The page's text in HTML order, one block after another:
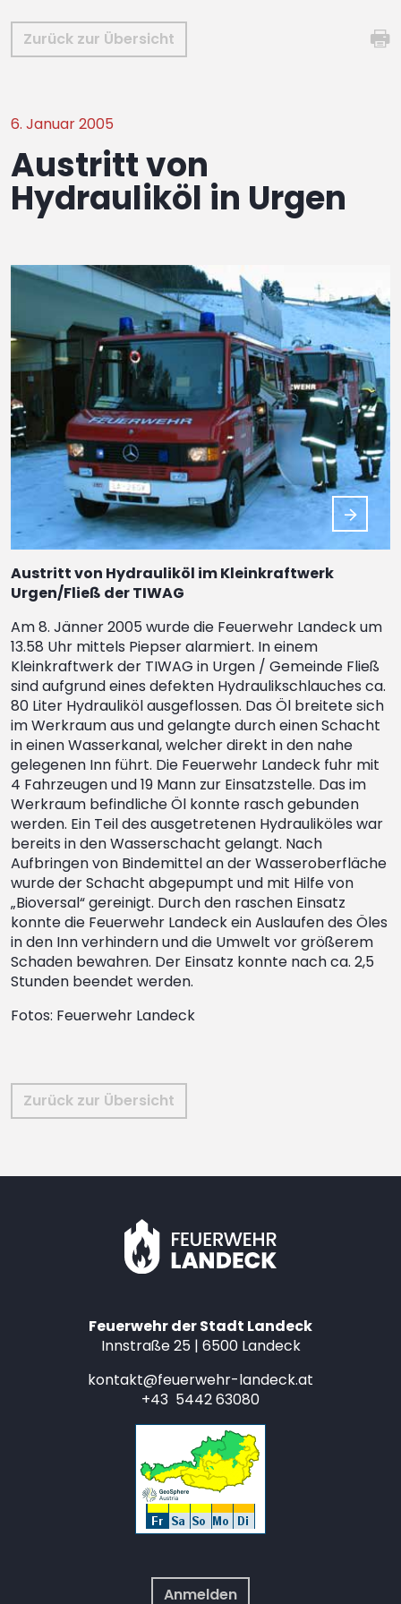
Zurück zur Übersicht
6. Januar 2005
Austritt von
Hydrauliköl in Urgen
Austritt von Hydrauliköl im Kleinkraftwerk
Urgen/Fließ der TIWAG
Am 8. Jänner 2005 wurde die Feuerwehr Landeck um
13.58 Uhr mittels Piepser alarmiert. In einem
Kleinkraftwerk der TIWAG in Urgen / Gemeinde Fließ
sind aufgrund eines defekten Hydraulikschlauches ca.
80 Liter Hydrauliköl ausgeflossen. Das Öl breitete sich
im Werkraum aus und gelangte durch einen Schacht
in einen Wasserkanal, welcher direkt in den nahe
gelegenen Inn führt. Die Feuerwehr Landeck fuhr mit
4 Fahrzeugen und 19 Mann zur Einsatzstelle. Das im
Werkraum befindliche Öl konnte rasch gebunden
werden. Ein Teil des ausgetretenen Hydrauliköles war
bereits in den Wasserschacht gelangt. Nach
Aufbringen von Bindemittel an der Wasseroberfläche
wurde der Schacht abgepumpt und mit Hilfe von
„Bioversal“ gereinigt. Durch den raschen Einsatz
konnte die Feuerwehr Landeck ein Auslaufen des Öles
in den Inn verhindern und die Umwelt vor größerem
Schaden bewahren. Der Einsatz konnte nach ca. 2,5
Stunden beendet werden.
Fotos: Feuerwehr Landeck
Zurück zur Übersicht
Feuerwehr der Stadt Landeck
Innstraße 25 | 6500 Landeck
kontakt@feuerwehr-landeck.at
+43 5442 63080
Anmelden